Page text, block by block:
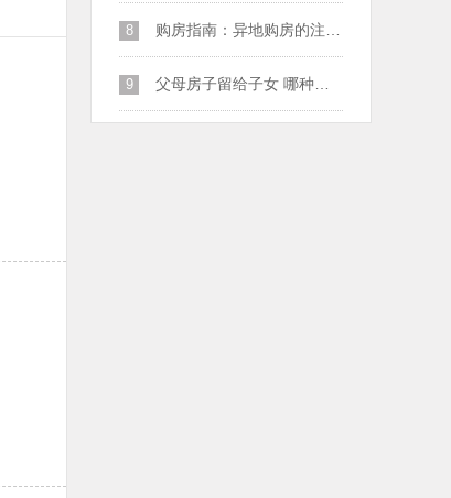
8 购房指南：异地购房的注意事项
9 父母房子留给子女 哪种方式更省钱？